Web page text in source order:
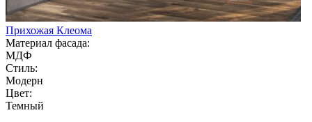
Прихожая Клеома
Материал фасада:
МДФ
Стиль:
Модерн
Цвет:
Темный